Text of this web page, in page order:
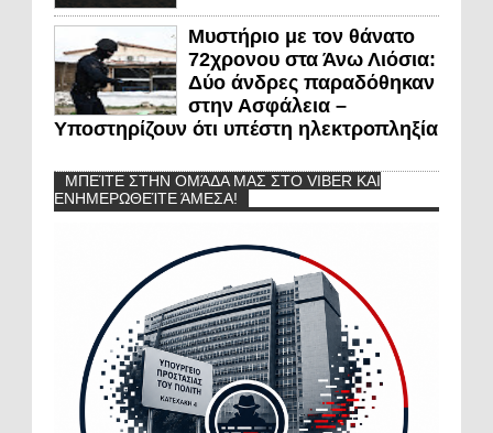
Μυστήριο με τον θάνατο
72χρονου στα Άνω Λιόσια:
Δύο άνδρες παραδόθηκαν
στην Ασφάλεια –
Υποστηρίζουν ότι υπέστη ηλεκτροπληξία
ΜΠΕΊΤΕ ΣΤΗΝ ΟΜΆΔΑ ΜΑΣ ΣΤΟ VIBER ΚΑΙ
ΕΝΗΜΕΡΩΘΕΊΤΕ ΆΜΕΣΑ!